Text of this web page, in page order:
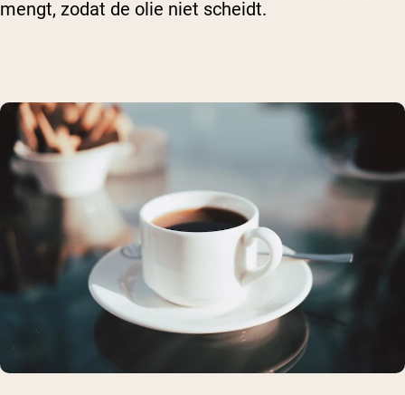
mengt, zodat de olie niet scheidt.